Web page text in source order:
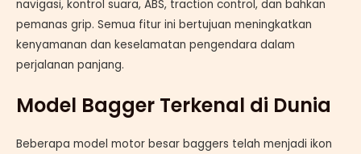
navigasi, kontrol suara, ABS, traction control, dan bahkan
pemanas grip. Semua fitur ini bertujuan meningkatkan
kenyamanan dan keselamatan pengendara dalam
perjalanan panjang.
Model Bagger Terkenal di Dunia
Beberapa model motor besar baggers telah menjadi ikon